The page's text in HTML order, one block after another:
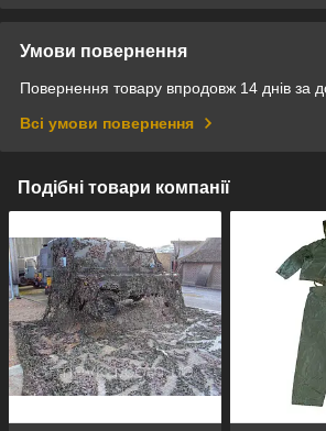
Умови повернення
Повернення товару впродовж 14 днів за
Всі умови повернення
Подібні товари компанії